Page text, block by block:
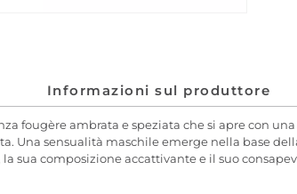
Informazioni sul produttore
fougère ambrata e speziata che si apre con
Una sensualità maschile emerge nella base
sua composizione accattivante e il suo